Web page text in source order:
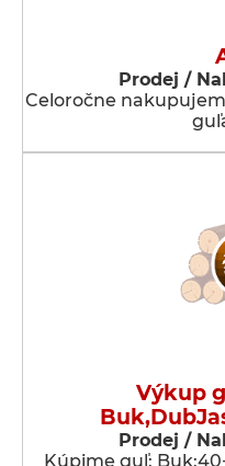
Prodej /
Celoročne
Výkup
Prodej /
Kúpime guľ: